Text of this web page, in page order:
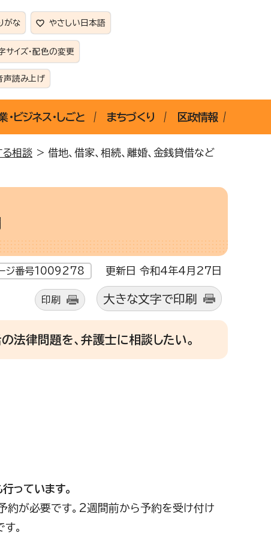
がな やさしい日本語
サイズ・配色の変更
声読み上げ
・ビジネス・しごと まちづくり 区政情報
る相談 > 借地、借家、相続、離婚、金銭貸借など
ジ番号1009278 更新日 令和4年4月27日
印刷 大きな文字で印刷
法律問題を、弁護士に相談したい。
っています。
が必要です。2週間前から予約を受け付け
。